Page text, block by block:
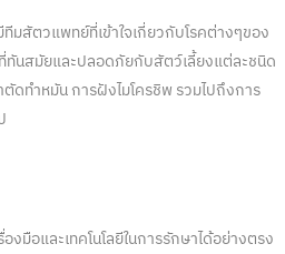
มสัตวแพทย์ที่เข้าใจเกี่ยวกับโรคต่างๆของ
ทันสมัยและปลอดภัยกับสัตว์เลี้ยงแต่ละชนิด
ดทำหมัน การฝังไมโครชิพ รวมไปถึงการ
มือและเทคโนโลยีในการรักษาได้อย่างตรง